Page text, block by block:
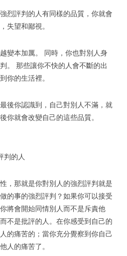
烈評判的人有同樣的品質，你就會
失望和鄙視。
變本加厲。 同時，你也對別人身
。 那些讓你不快的人會不斷的出
你的生活裡。
後你認識到，自己對別人不滿，就
你就會改變自己的這些品質。
判的人
，那就是你對別人的強烈評判就是
的事的強烈評判？如果你可以接受
將會開始同情別人而不是斥責他
不是批評的人。在你感受到自己的
的痛苦的；當你充分覺察到你自己
人的痛苦了。